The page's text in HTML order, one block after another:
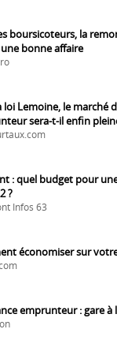
boursicoteurs, la
bonne affaire
loi Lemoine, le marché
sera-t-il enfin
: quel budget pour
?
Infos 63
économiser sur
emprunteur : gare à